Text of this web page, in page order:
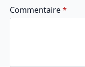
Commentaire*